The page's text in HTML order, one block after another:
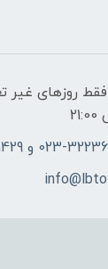
و 09198551429